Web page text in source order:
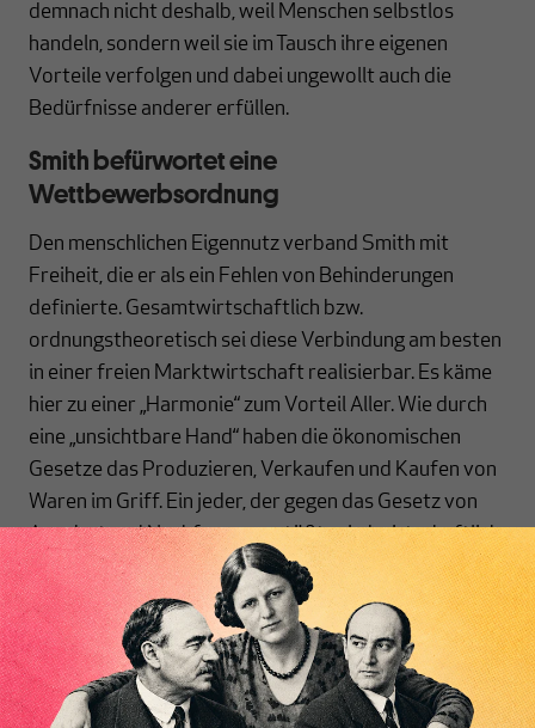
demnach nicht deshalb, weil Menschen selbstlos
handeln, sondern weil sie im Tausch ihre eigenen
Vorteile verfolgen und dabei ungewollt auch die
Bedürfnisse anderer erfüllen.
Smith befürwortet eine
Wettbewerbsordnung
Den menschlichen Eigennutz verband Smith mit
Freiheit, die er als ein Fehlen von Behinderungen
definierte. Gesamtwirtschaftlich bzw.
ordnungstheoretisch sei diese Verbindung am besten
in einer freien Marktwirtschaft realisierbar. Es käme
hier zu einer „Harmonie“ zum Vorteil Aller. Wie durch
eine „unsichtbare Hand“ haben die ökonomischen
Gesetze das Produzieren, Verkaufen und Kaufen von
Waren im Griff. Ein jeder, der gegen das Gesetz von
Angebot und Nachfrage verstößt, wird wirtschaftlich
bestraft und muss im schlimmsten Fall sogar
Insolvenz anmelden. Der Produzent müsse das
anbieten, was der Nachfrager wünscht und dabei
besser sein als seine Konkurrenten.
Auf diese Weise garantiere der Wettbewerb, dass es